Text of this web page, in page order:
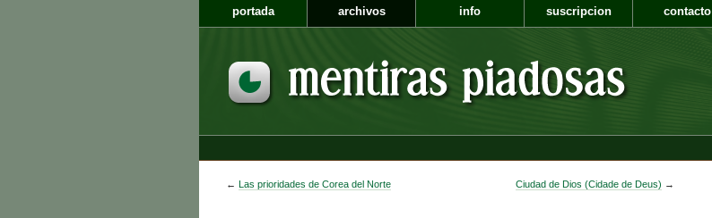
portada archivos info suscripcion contacto
← Las prioridades de Corea del Norte Ciudad de Dios (Cidade de Deus) →